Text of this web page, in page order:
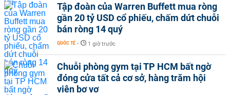
Tập đoàn của Warren Buffett mua ròng
gần 20 tỷ USD cổ phiếu, chấm dứt chuỗi
bán ròng 14 quý
QUỐC TẾ - 1 giờ trước
Chuỗi phòng gym tại TP HCM bất ngờ
đóng cửa tất cả cơ sở, hàng trăm hội
viên bơ vơ